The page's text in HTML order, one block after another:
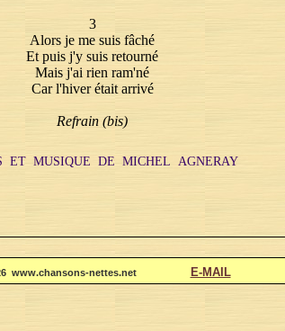
3
Alors je me suis fâché
Et puis j'y suis retourné
Mais j'ai rien ram'né
Car l'hiver était arrivé
Refrain (bis)
ET MUSIQUE DE MICHEL AGNERAY
www.chansons-nettes.net E-MAIL